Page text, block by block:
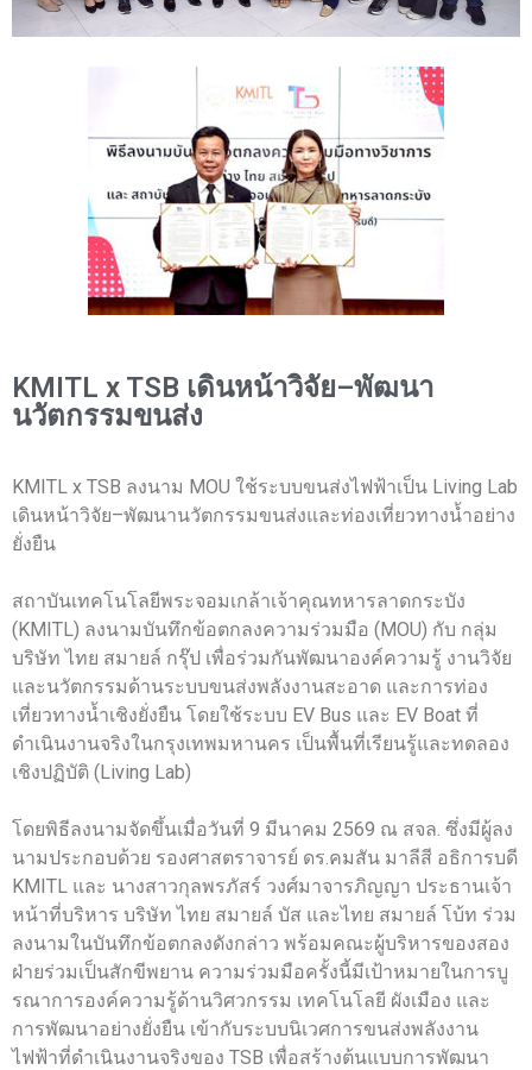
KMITL x TSB เดินหน้าวิจัย–พัฒนา
นวัตกรรมขนส่ง
KMITL x TSB ลงนาม MOU ใช้ระบบขนส่งไฟฟ้าเป็น Living Lab
เดินหน้าวิจัย–พัฒนานวัตกรรมขนส่งและท่องเที่ยวทางน้ำอย่าง
ยั่งยืน
สถาบันเทคโนโลยีพระจอมเกล้าเจ้าคุณทหารลาดกระบัง
(KMITL) ลงนามบันทึกข้อตกลงความร่วมมือ (MOU) กับ กลุ่ม
บริษัท ไทย สมายล์ กรุ๊ป เพื่อร่วมกันพัฒนาองค์ความรู้ งานวิจัย
และนวัตกรรมด้านระบบขนส่งพลังงานสะอาด และการท่อง
เที่ยวทางน้ำเชิงยั่งยืน โดยใช้ระบบ EV Bus และ EV Boat ที่
ดำเนินงานจริงในกรุงเทพมหานคร เป็นพื้นที่เรียนรู้และทดลอง
เชิงปฏิบัติ (Living Lab)
โดยพิธีลงนามจัดขึ้นเมื่อวันที่ 9 มีนาคม 2569 ณ สจล. ซึ่งมีผู้ลง
นามประกอบด้วย รองศาสตราจารย์ ดร.คมสัน มาลีสี อธิการบดี
KMITL และ นางสาวกุลพรภัสร์ วงศ์มาจารภิญญา ประธานเจ้า
หน้าที่บริหาร บริษัท ไทย สมายล์ บัส และไทย สมายล์ โบ้ท ร่วม
ลงนามในบันทึกข้อตกลงดังกล่าว พร้อมคณะผู้บริหารของสอง
ฝ่ายร่วมเป็นสักขีพยาน ความร่วมมือครั้งนี้มีเป้าหมายในการบู
รณาการองค์ความรู้ด้านวิศวกรรม เทคโนโลยี ผังเมือง และ
การพัฒนาอย่างยั่งยืน เข้ากับระบบนิเวศการขนส่งพลังงาน
ไฟฟ้าที่ดำเนินงานจริงของ TSB เพื่อสร้างต้นแบบการพัฒนา